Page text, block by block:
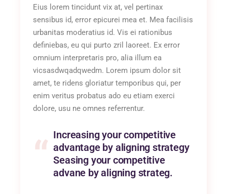
Eius lorem tincidunt vix at, vel pertinax
sensibus id, error epicurei mea et. Mea facilisis
urbanitas moderatius id. Vis ei rationibus
definiebas, eu qui purto zril laoreet. Ex error
omnium interpretaris pro, alia illum ea
vicsasdwqadqwedm. Lorem ipsum dolor sit
amet, te ridens gloriatur temporibus qui, per
enim veritus probatus ado eu etiam exerci
dolore, usu ne omnes referrentur.
Increasing your competitive
advantage by aligning strategy
Seasing your competitive
advane by aligning strateg.